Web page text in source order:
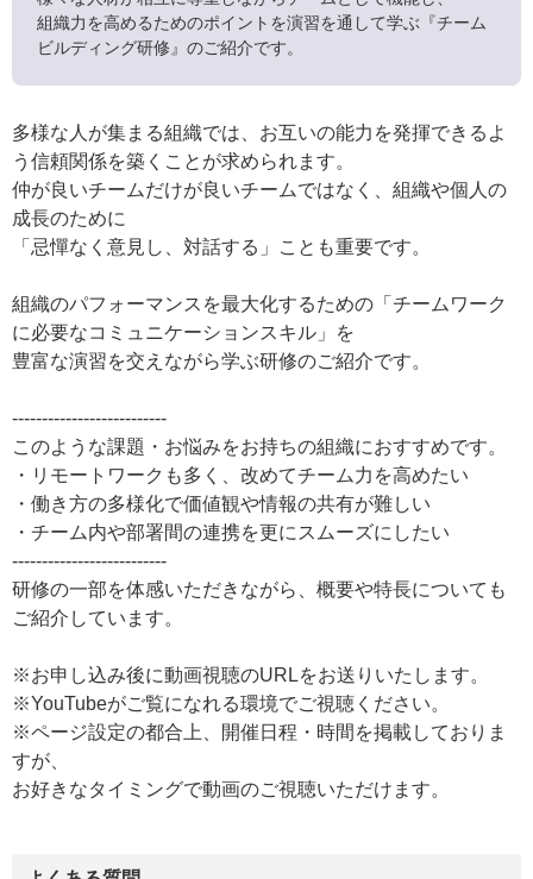
組織力を高めるためのポイントを演習を通して学ぶ『チーム
ビルディング研修』のご紹介です。
多様な人が集まる組織では、お互いの能力を発揮できるよ
う信頼関係を築くことが求められます。
仲が良いチームだけが良いチームではなく、組織や個人の
成長のために
「忌憚なく意見し、対話する」ことも重要です。
組織のパフォーマンスを最大化するための「チームワーク
に必要なコミュニケーションスキル」を
豊富な演習を交えながら学ぶ研修のご紹介です。
--------------------------
このような課題・お悩みをお持ちの組織におすすめです。
・リモートワークも多く、改めてチーム力を高めたい
・働き方の多様化で価値観や情報の共有が難しい
・チーム内や部署間の連携を更にスムーズにしたい
--------------------------
研修の一部を体感いただきながら、概要や特長についても
ご紹介しています。
※お申し込み後に動画視聴のURLをお送りいたします。
※YouTubeがご覧になれる環境でご視聴ください。
※ページ設定の都合上、開催日程・時間を掲載しておりま
すが、
お好きなタイミングで動画のご視聴いただけます。